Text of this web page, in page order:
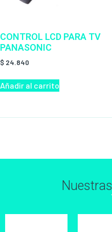
CONTROL LCD PARA TV
PANASONIC
$ 24.840
Añadir al carrito
Nuestras